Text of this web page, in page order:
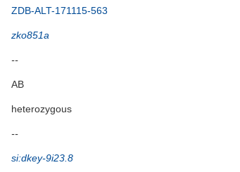
ZDB-ALT-171115-563
zko851a
--
AB
heterozygous
--
si:dkey-9i23.8